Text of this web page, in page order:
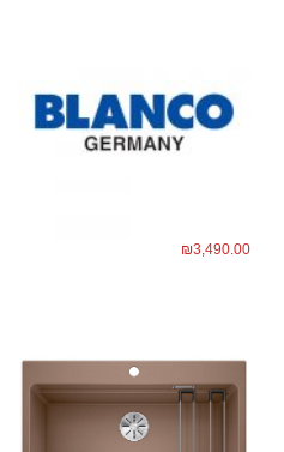
₪3,490.00